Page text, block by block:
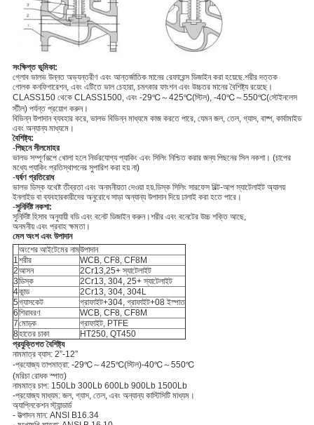
সংক্ষিপ্ত ভূমিকা:
গ্লোব ভালভ উন্নত অভ্যন্তরীণ এবং আন্তর্জাতিক মানের রেফারেন্স ডিজাইন করা হয়েছে.শরীর দত্তক
গোলক কনফিগারেশন, এবং এটিতে ভাল চেহারা, চমৎকার ফাংশন এবং উচ্চতর মানের বৈশিষ্ট্য রয়েছে।
CLASS150 থেকে CLASS1500, এবং -29℃～425℃(স্টিল), -40℃～550℃(স্টেইনলেস
স্টীল) পর্যন্ত প্রয়োগ করুন।
বিভিন্ন উপাদান ব্যবহার করে, ভালভ বিভিন্ন মাধ্যমে কাজ করতে পারে, যেমন জল, তেল, গ্যাস, বাষ্প, কার্বামাইড
এবং অন্যান্য মাধ্যমে।
বৈশিষ্ট্য:
-পিছনে সীলমোহর
ভালভ সম্পূর্ণরূপে খোলা হলে নির্ভরযোগ্য প্যাকিং এবং সিলিং নিশ্চিত করার জন্য পিছনের সিল নকশা। (চাপের
মধ্যে প্যাকিং প্রতিস্থাপনের সুপারিশ করা হয় না)
-ঘর্ষণ প্রতিরোধ
ভালভ ডিস্ক যথেষ্ট তীব্রতা এবং অনমনীয়তা দেওয়া হয়.ডিস্ক সিলিং সারফেস বিল্ট-আপ স্যাটেলাইট অ্যালয়
ইনলাইড বা ব্যবহারকারীদের অনুরোধে সাড়া অন্যান্য উপাদান দিয়ে ঢালাই করা হতে পারে।
-সুনির্দিষ্ট নকশা:
সুনির্দিষ্ট হিসাব অনুযায়ী বডি এবং বনেট ডিজাইন করুন।শরীর এবং বনেটের উচ্চ শক্তি আছে,
অনমনীয় এবং প্রবাহ ক্ষমতা।
মেল অংশ এবং উপাদান
অংশের আইটেমের নামউপাদান
1শরীর
WCB, CF8, CF8M
2আসন
2Cr13,25+ স্যাটেলাইট
3ডিস্ক
2Cr13, 304, 25+ স্যাটেলাইট
4কান্ড
2Cr13, 304, 304L
5গ্যাসকেট
গ্রাফাইট+304, গ্রাফাইট+08 ইস্পাত
6শিরাবরণ
WCB, CF8, CF8M
7মোড়ক
গ্রাফাইট, PTFE
8হাতের চাকা
HT250, QT450
প্রযুক্তিগত বৈশিষ্ট্য
নামমাত্র ব্যাস: 2”-12”
-প্রযোজ্য তাপমাত্রা: -29℃～425℃(স্টিল)-40℃～550℃
(মরিচা রোধক স্পাত)
নামমাত্র চাপ: 150Lb 300Lb 600Lb 900Lb 1500Lb
-প্রযোজ্য মাধ্যম: জল, গ্যাস, তেল, এবং অন্যান্য কাস্টিসিটি মাধ্যম।
অ্যাপ্লিকেশন স্ট্যান্ডার্ড
- উত্পাদন মান: ANSI B16.34